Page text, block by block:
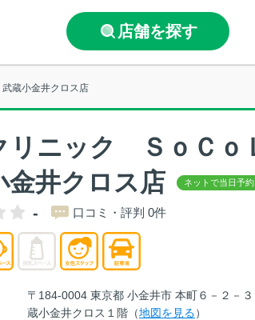
店舗を探す
蔵小金井クロス店
リニック ＳｏＣｏ
金井クロス店
- 口コミ・評判 0件
〒184-0004 東京都 小金井市 本町６－２－
蔵小金井クロス１階（地図を見る）